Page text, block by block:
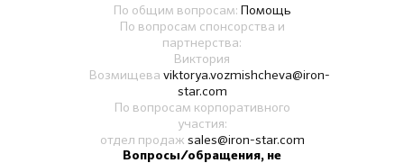
По общим вопросам: Помощь
По вопросам спонсорства и
партнерства:
Виктория
Возмищева viktorya.vozmishcheva@iron-
star.com
По вопросам корпоративного
участия:
отдел продаж sales@iron-star.com
Вопросы/обращения, не